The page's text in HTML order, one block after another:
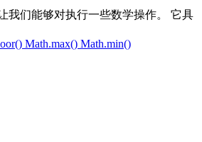
我们能够对执行一些数学操作。 它具
Math.max() Math.min()